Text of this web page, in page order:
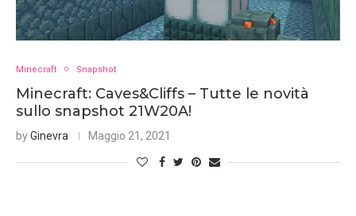
Minecraft Snapshot
Minecraft: Caves&Cliffs – Tutte le novità
sullo snapshot 21W20A!
byGinevra Maggio 21, 2021